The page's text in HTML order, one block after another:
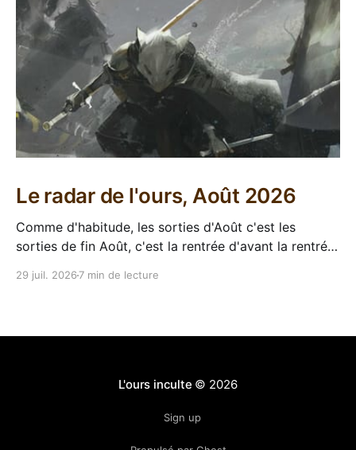
Le radar de l'ours, Août 2026
Comme d'habitude, les sorties d'Août c'est les
sorties de fin Août, c'est la rentrée d'avant la rentrée,
29 juil. 2026 7 min de lecture
L'ours inculte © 2026
Sign up